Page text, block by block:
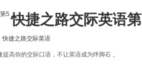
look very well. Are you feeling okay?
快捷之路交际英语
快捷之路交际英语
提高你的交际口语，不让英语成为绊脚石 。